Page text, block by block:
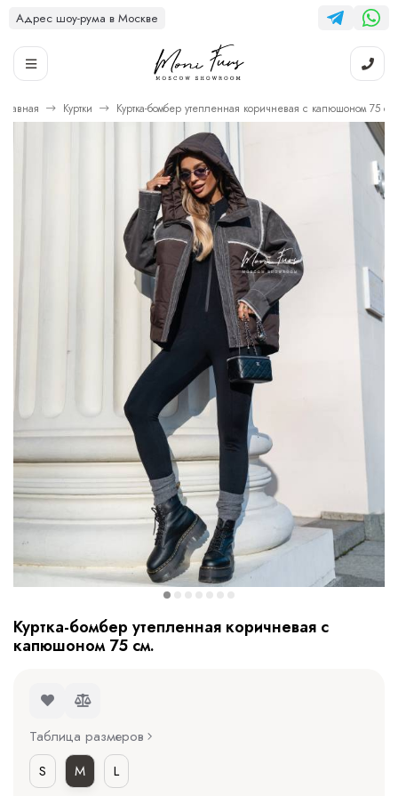
Адрес шоу-рума в Москве
Главная Куртки Куртка-бомбер утепленная коричневая с капюшоном 75 см.
Куртка-бомбер утепленная коричневая с
капюшоном 75 см.
Таблица размеров
S
M L